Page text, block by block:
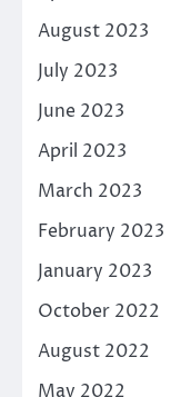
August 2023
July 2023
June 2023
April 2023
March 2023
February 2023
January 2023
October 2022
August 2022
May 2022